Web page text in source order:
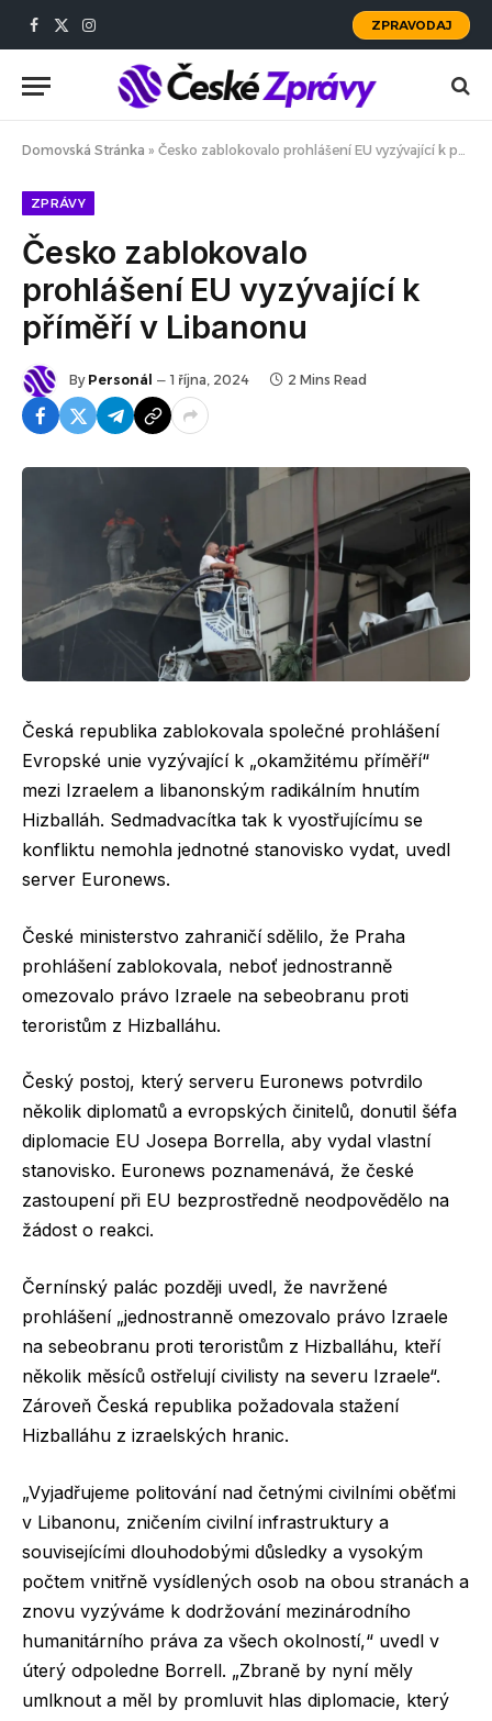
Facebook
X
Instagram
ZPRAVODAJ
Domovská Stránka » Česko zablokovalo prohlášení EU vyzývající k příměří v Libanonu
ZPRÁVY
Česko zablokovalo
prohlášení EU vyzývající k
příměří v Libanonu
By Personál 1 října, 2024 2 Mins Read
Česká republika zablokovala společné prohlášení
Evropské unie vyzývající k „okamžitému příměří“
mezi Izraelem a libanonským radikálním hnutím
Hizballáh. Sedmadvacítka tak k vyostřujícímu se
konfliktu nemohla jednotné stanovisko vydat, uvedl
server Euronews.
České ministerstvo zahraničí sdělilo, že Praha
prohlášení zablokovala, neboť jednostranně
omezovalo právo Izraele na sebeobranu proti
teroristům z Hizballáhu.
Český postoj, který serveru Euronews potvrdilo
několik diplomatů a evropských činitelů, donutil šéfa
diplomacie EU Josepa Borrella, aby vydal vlastní
stanovisko. Euronews poznamenává, že české
zastoupení při EU bezprostředně neodpovědělo na
žádost o reakci.
Černínský palác později uvedl, že navržené
prohlášení „jednostranně omezovalo právo Izraele
na sebeobranu proti teroristům z Hizballáhu, kteří
několik měsíců ostřelují civilisty na severu Izraele“.
Zároveň Česká republika požadovala stažení
Hizballáhu z izraelských hranic.
„Vyjadřujeme politování nad četnými civilními oběťmi
v Libanonu, zničením civilní infrastruktury a
souvisejícími dlouhodobými důsledky a vysokým
počtem vnitřně vysídlených osob na obou stranách a
znovu vyzýváme k dodržování mezinárodního
humanitárního práva za všech okolností,“ uvedl v
úterý odpoledne Borrell. „Zbraně by nyní měly
umlknout a měl by promluvit hlas diplomacie, který